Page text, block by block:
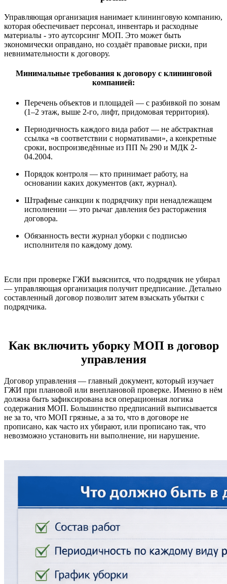
Управляющая организация нанимает клининговую компанию,
которая обеспечивает персонал, инвентарь и расходные
материалы - это аутсорсинг МОП. Это может быть
экономически оправдано, но создаёт правовые риски, при
невнимательности к договору.
Минимальные требования к договору с клининговой
компанией:
Перечень объектов и площадей — с разбивкой по зонам
(1–2 этаж, выше 2-го, лифт, придомовая территория).
Периодичность каждого вида работ — не абстрактная
ссылка «в соответствии с нормативами», а конкретные
сроки, воспроизведённые из ПП № 290 и МДК 2-
04.2004.
Порядок контроля — кто принимает работу, на
основании каких документов (акт, журнал).
Штрафные санкции к подрядчику при ненадлежащем
исполнении — это рычаг давления без расторжения
договора.
Обязанность вести журнал уборки с подписью
исполнителя по каждому дому.
Если при проверке ГЖИ выяснится, что подрядчик не убирал
— управляющая организация получит предписание. Детально
составленный договор позволит затем взыскать убытки с
подрядчика.
Как включить уборку МОП в договор
управления
Договор управления — главный документ, который изучает
ГЖИ при плановой или внеплановой проверке. Именно в нём
должна быть зафиксирована вся операционная логика
содержания МОП. Большинство предписаний выписывается
не за то, что МОП грязные, а за то, что в договоре не
прописано, как часто их убирают, или прописано так, что
невозможно установить ни выполнение, ни нарушение.